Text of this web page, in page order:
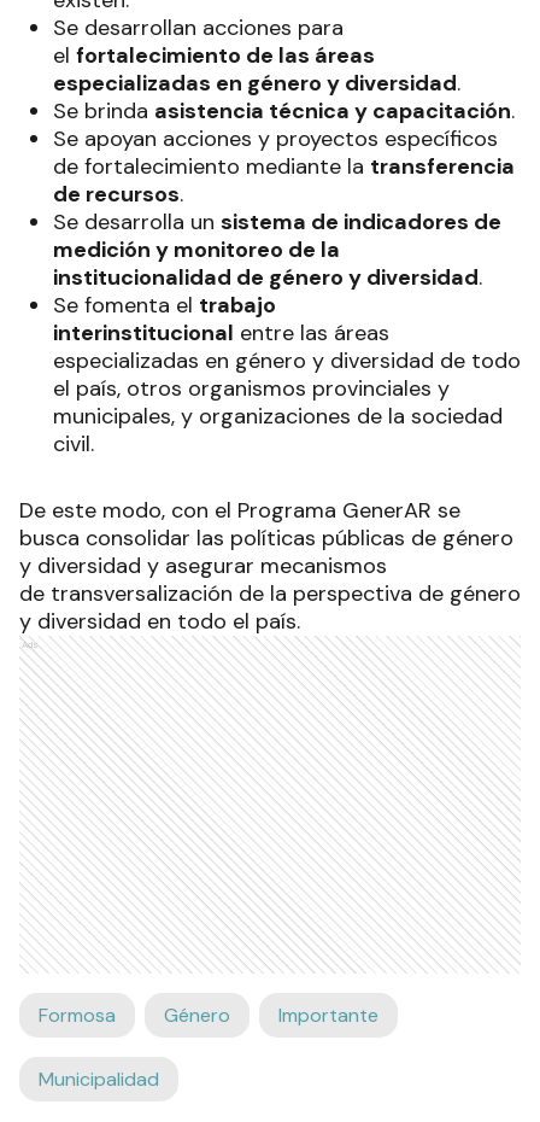
Se desarrollan acciones para
el fortalecimiento de las áreas
especializadas en género y diversidad.
Se brinda asistencia técnica y capacitación.
Se apoyan acciones y proyectos específicos
de fortalecimiento mediante la transferencia
de recursos.
Se desarrolla un sistema de indicadores de
medición y monitoreo de la
institucionalidad de género y diversidad.
Se fomenta el trabajo
interinstitucional entre las áreas
especializadas en género y diversidad de todo
el país, otros organismos provinciales y
municipales, y organizaciones de la sociedad
civil.
De este modo, con el Programa GenerAR se
busca consolidar las políticas públicas de género
y diversidad y asegurar mecanismos
de transversalización de la perspectiva de género
y diversidad en todo el país.
Ads
Formosa Género Importante
Municipalidad